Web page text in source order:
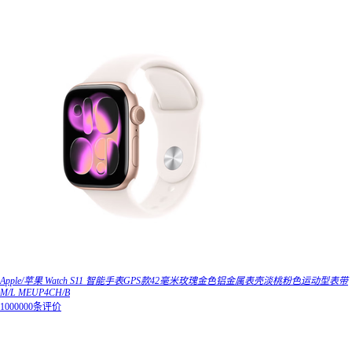
Apple/苹果 Watch S11 智能手表GPS款42毫米玫瑰金色铝金属表壳淡桃粉色运动型表带
M/L MEUP4CH/B
1000000条评价